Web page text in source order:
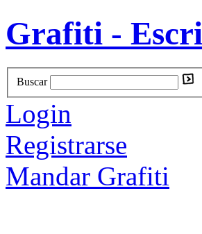
Grafiti -
Buscar
Login
Registrarse
Mandar Grafiti